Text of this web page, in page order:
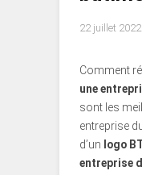
22 juillet 2022
Comment
une
sont les
entreprise
d’un logo
entreprise